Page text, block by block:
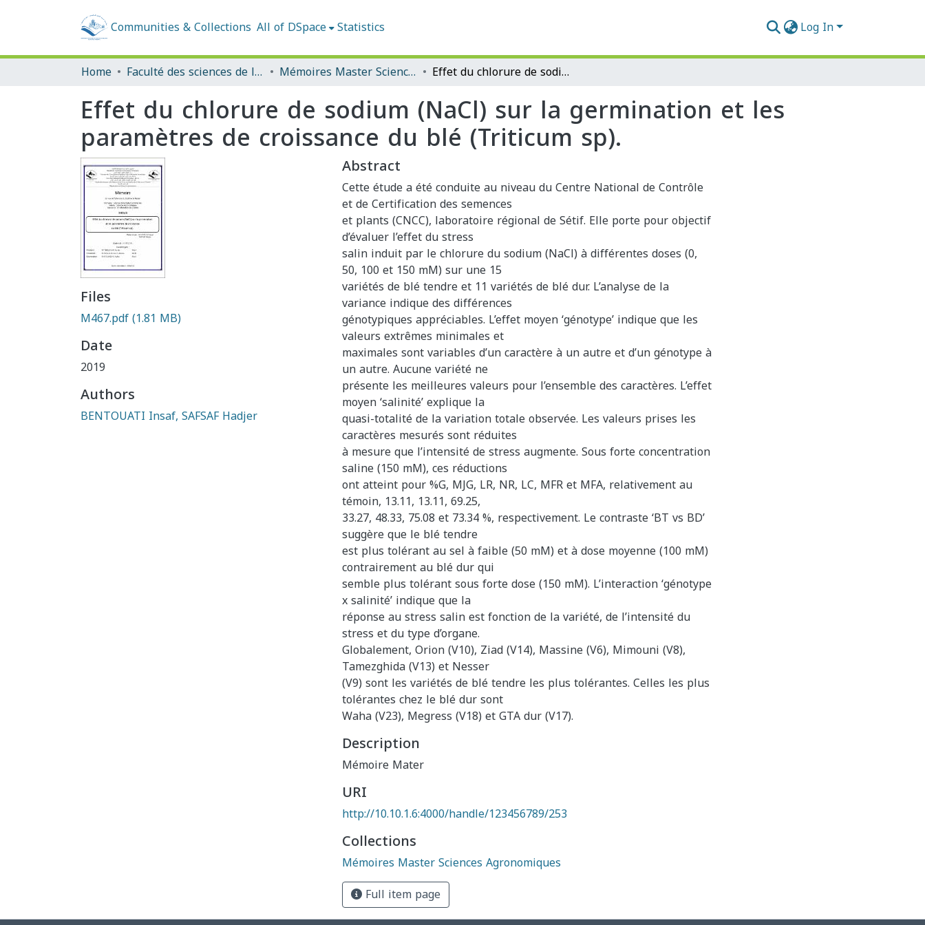
Communities & Collections All of DSpace Statistics Log In
Home Faculté des sciences de la nature et de la vie et sciences de la terre et de l'univers Mémoires Master Sciences Agronomiques Effet du chlorure de sodium (NaCl) sur la germination et les paramètres de croissance du blé (Triticum sp).
Effet du chlorure de sodium (NaCl) sur la germination et les
paramètres de croissance du blé (Triticum sp).
Files
M467.pdf(1.81 MB)
Date
2019
Authors
BENTOUATI Insaf, SAFSAF Hadjer
Abstract
Cette étude a été conduite au niveau du Centre National de Contrôle
et de Certification des semences
et plants (CNCC), laboratoire régional de Sétif. Elle porte pour objectif
d’évaluer l’effet du stress
salin induit par le chlorure du sodium (NaCl) à différentes doses (0,
50, 100 et 150 mM) sur une 15
variétés de blé tendre et 11 variétés de blé dur. L’analyse de la
variance indique des différences
génotypiques appréciables. L’effet moyen ‘génotype’ indique que les
valeurs extrêmes minimales et
maximales sont variables d’un caractère à un autre et d’un génotype à
un autre. Aucune variété ne
présente les meilleures valeurs pour l’ensemble des caractères. L’effet
moyen ‘salinité’ explique la
quasi-totalité de la variation totale observée. Les valeurs prises les
caractères mesurés sont réduites
à mesure que l’intensité de stress augmente. Sous forte concentration
saline (150 mM), ces réductions
ont atteint pour %G, MJG, LR, NR, LC, MFR et MFA, relativement au
témoin, 13.11, 13.11, 69.25,
33.27, 48.33, 75.08 et 73.34 %, respectivement. Le contraste ‘BT vs BD’
suggère que le blé tendre
est plus tolérant au sel à faible (50 mM) et à dose moyenne (100 mM)
contrairement au blé dur qui
semble plus tolérant sous forte dose (150 mM). L’interaction ‘génotype
x salinité’ indique que la
réponse au stress salin est fonction de la variété, de l’intensité du
stress et du type d’organe.
Globalement, Orion (V10), Ziad (V14), Massine (V6), Mimouni (V8),
Tamezghida (V13) et Nesser
(V9) sont les variétés de blé tendre les plus tolérantes. Celles les plus
tolérantes chez le blé dur sont
Waha (V23), Megress (V18) et GTA dur (V17).
Description
Mémoire Mater
URI
http://10.10.1.6:4000/handle/123456789/253
Collections
Mémoires Master Sciences Agronomiques
Full item page